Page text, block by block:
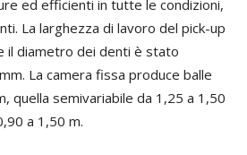
ed efficienti in tutte le condizioni,
La larghezza di lavoro del pick-up
il diametro dei denti è stato
La camera fissa produce balle
quella semivariabile da 1,25 a 1,50
a 1,50 m.